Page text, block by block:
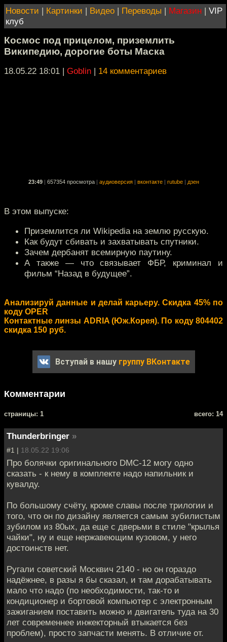
Новости | Картинки | Видео | Переводы | Магазин | VIP
клуб
Космос под прицелом, приземлить
Википедию, дорогие боты Маска
18.05.22 18:01 | Goblin | 14 комментариев
23:49 657354 просмотра аудиоверсия вконтакте rutube дзен
В этом выпуске:
Приземлится ли Wikipedia на землю русскую.
Как будут сбивать и захватывать спутники.
Зачем дербанят всемирную паутину.
А также — что связывает ФБР, криминал и
фильм “Назад в будущее”.
Анализируй данные и делай карьеру. Cкидка 45% по
коду OPER
Контактные линзы ADRIA (Юж.Корея). По коду 804402
скидка 150 руб.
Вступай в нашу группу ВКонтакте
Комментарии
cтраницы: 1 всего: 14
Thunderbringer »
#1 | 18.05.22 19:06
Про болячки оригинального DMC-12 могу одно
сказать - к нему в комплекте надо напильник и
кувалду.
По большому счёту, кроме славы после трилогии и
того, что он по дизайну является самым зубилистым
зубилом из 80ых, да еще с дверьми в стиле "крылья
чайки", ну и еще нержавеющим кузовом, у него
достоинств нет.
Ругали советский Москвич 2140 - но он гораздо
надёжнее, в разы я бы сказал, и там дорабатывать
мало что надо (по необходимости, так-то и
кондиционер и бортовой компьютер с электронным
зажиганием поставить можно и двигатель туда на 30
лет современнее инжекторный втыкается без
проблем), просто запчасти менять. В отличие от.